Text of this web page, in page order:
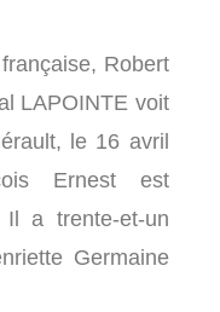
Robert
LAPOINTE voit
le 16 avril
Ernest est
Il a trente-et-un
Germaine